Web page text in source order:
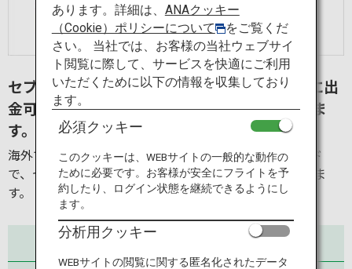
旅のアイデア
行き先
旅のお役立ち情報
ANA サービス
セブン銀行のATMなら日本国内で便利に気軽に出
金可能。セブン-イレブンで日本円が引き出せま
す。
海外で発行されたキャッシュカード・クレジットカード
で、セブン-イレブンにあるATMから日本円を引き出せま
す。
どこでも使える
あります。詳細は、 ANAクッキー
（Cookie）ポリシーについて
をご覧くだ
さい。 当社では、お客様の当社ウェブサイ
ト閲覧に際して、サービスを快適にご利用
いただくために以下の情報を収集しており
ます。
必須クッキー
このクッキーは、WEBサイトの一般的な動作の
ために必要です。お客様が安全にフライトを予
約したり、ログイン状態を継続できるようにし
ます。
分析用クッキー
WEBサイトの閲覧に関する匿名化されたデータ